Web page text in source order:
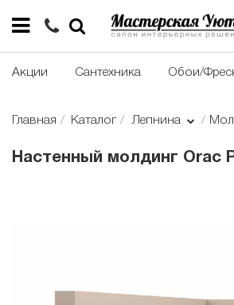
Акции Сантехника Обои/
Главная Каталог Лепнина
Настенный молдинг Orac